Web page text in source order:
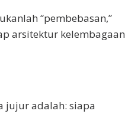
“pembebasan,”
arsitektur kelembagaan
jujur adalah: siapa